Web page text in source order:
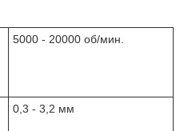
5000 - 20000 об/мин.
0,3 - 3,2 мм